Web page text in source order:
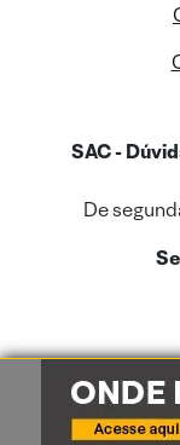
SAC -
De
Este site usa cookies
Cookies